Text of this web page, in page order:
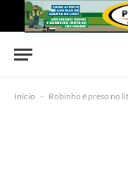
Início - Robinho é preso no